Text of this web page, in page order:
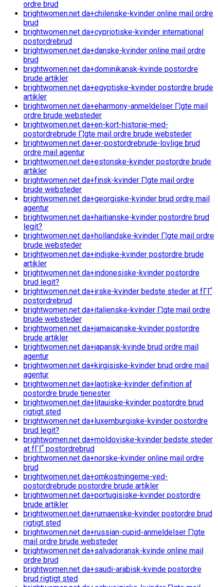
ordre brud
brightwomen.net da+chilenske-kvinder online mail ordre
brud
brightwomen.net da+cypriotiske-kvinder international
postordrebrud
brightwomen.net da+danske-kvinder online mail ordre
brud
brightwomen.net da+dominikansk-kvinde postordre
brude artikler
brightwomen.net da+egyptiske-kvinder postordre brude
artikler
brightwomen.net da+eharmony-anmeldelser Г¦gte mail
ordre brude websteder
brightwomen.net da+en-kort-historie-med-
postordrebrude Г¦gte mail ordre brude websteder
brightwomen.net da+er-postordrebrude-lovlige brud
ordre mail agentur
brightwomen.net da+estonske-kvinder postordre brude
artikler
brightwomen.net da+finsk-kvinder Г¦gte mail ordre
brude websteder
brightwomen.net da+georgiske-kvinder brud ordre mail
agentur
brightwomen.net da+haitianske-kvinder postordre brud
legit?
brightwomen.net da+hollandske-kvinder Г¦gte mail ordre
brude websteder
brightwomen.net da+indiske-kvinder postordre brude
artikler
brightwomen.net da+indonesiske-kvinder postordre
brud legit?
brightwomen.net da+irske-kvinder bedste steder at fГҐ
postordrebrud
brightwomen.net da+italienske-kvinder Г¦gte mail ordre
brude websteder
brightwomen.net da+jamaicanske-kvinder postordre
brude artikler
brightwomen.net da+japansk-kvinde brud ordre mail
agentur
brightwomen.net da+kirgisiske-kvinder brud ordre mail
agentur
brightwomen.net da+laotiske-kvinder definition af
postordre brude tjenester
brightwomen.net da+litauiske-kvinder postordre brud
rigtigt sted
brightwomen.net da+luxemburgiske-kvinder postordre
brud legit?
brightwomen.net da+moldoviske-kvinder bedste steder
at fГҐ postordrebrud
brightwomen.net da+norske-kvinder online mail ordre
brud
brightwomen.net da+omkostningerne-ved-
postordrebrude postordre brude artikler
brightwomen.net da+portugisiske-kvinder postordre
brude artikler
brightwomen.net da+rumaenske-kvinder postordre brud
rigtigt sted
brightwomen.net da+russian-cupid-anmeldelser Г¦gte
mail ordre brude websteder
brightwomen.net da+salvadoransk-kvinde online mail
ordre brud
brightwomen.net da+saudi-arabisk-kvinde postordre
brud rigtigt sted